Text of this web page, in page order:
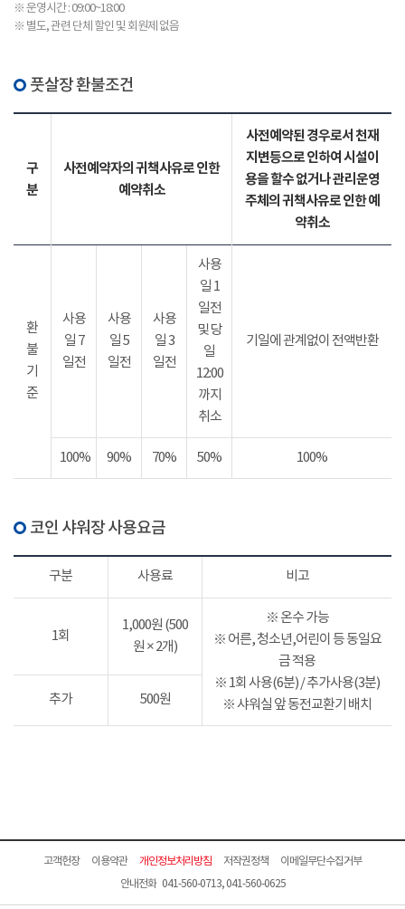
※ 운영시간 : 09:00~18:00
※ 별도, 관련 단체 할인 및 회원제 없음
풋살장 환불조건
구
분
사전예약자의 귀책사유로 인한
예약취소
사전예약된 경우로서 천재
지변등으로 인하여 시설이
용을 할수 없거나 관리운영
주체의 귀책사유로 인한 예
약취소
환
불
기
준
사용
일 7
일전
사용
일 5
일전
사용
일 3
일전
사용
일 1
일전
및 당
일
12:00
까지
취소
기일에 관계없이 전액반환
100% 90% 70% 50% 100%
코인 샤워장 사용요금
구분 사용료 비고
1회
1,000원 (500
원 × 2개)
※ 온수 가능
※ 어른, 청소년,어린이 등 동일요
금 적용
※ 1회 사용(6분) / 추가사용(3분)
※ 샤워실 앞 동전교환기 배치
추가 500원
고객헌장 이용약관 개인정보처리방침 저작권정책
이메일무단수집거부
안내전화 041-560-0713, 041-560-0625